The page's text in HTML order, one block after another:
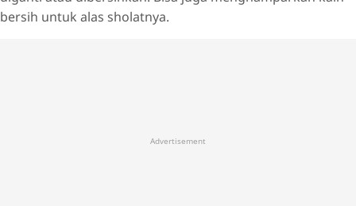
bersih untuk alas sholatnya.
Advertisement